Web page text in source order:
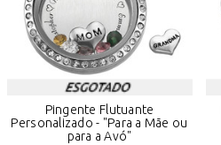
Pingente Flutuante
Personalizado - "Para a Mãe ou
para a Avó"